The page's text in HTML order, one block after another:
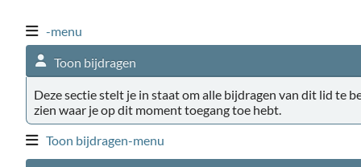
-menu
Toon bijdragen
Deze sectie stelt je in staat om alle bijdragen van dit lid te
zien waar je op dit moment toegang toe hebt.
Toon bijdragen-menu